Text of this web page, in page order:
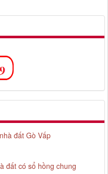
đất Gò Vấp
đất có sổ hồng chung